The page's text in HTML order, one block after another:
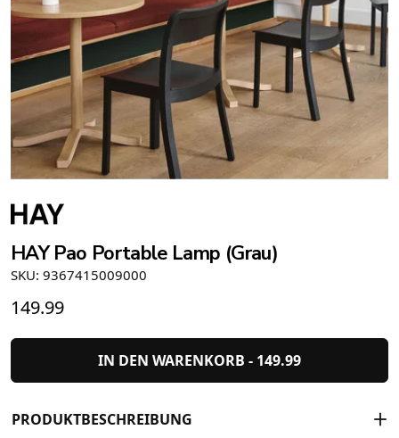
HAY Pao Portable Lamp (Grau)
SKU: 9367415009000
149.99
IN DEN WARENKORB - 149.99
PRODUKTBESCHREIBUNG